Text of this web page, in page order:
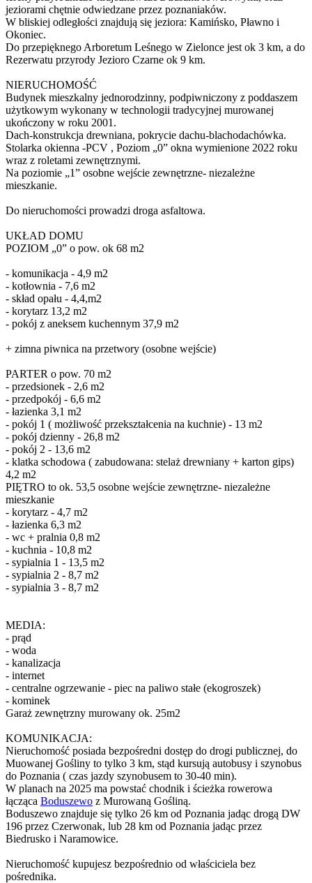
jeziorami chętnie odwiedzane przez poznaniaków.
W bliskiej odległości znajdują się jeziora: Kamińsko, Pławno i
Okoniec.
Do przepięknego Arboretum Leśnego w Zielonce jest ok 3 km, a do
Rezerwatu przyrody Jezioro Czarne ok 9 km.
NIERUCHOMOŚĆ
Budynek mieszkalny jednorodzinny, podpiwniczony z poddaszem
użytkowym wykonany w technologii tradycyjnej murowanej
ukończony w roku 2001.
Dach-konstrukcja drewniana, pokrycie dachu-blachodachówka.
Stolarka okienna -PCV , Poziom „0” okna wymienione 2022 roku
wraz z roletami zewnętrznymi.
Na poziomie „1” osobne wejście zewnętrzne- niezależne
mieszkanie.
Do nieruchomości prowadzi droga asfaltowa.
UKŁAD DOMU
POZIOM „0” o pow. ok 68 m2
- komunikacja - 4,9 m2
- kotłownia - 7,6 m2
- skład opału - 4,4,m2
- korytarz 13,2 m2
- pokój z aneksem kuchennym 37,9 m2
+ zimna piwnica na przetwory (osobne wejście)
PARTER o pow. 70 m2
- przedsionek - 2,6 m2
- przedpokój - 6,6 m2
- łazienka 3,1 m2
- pokój 1 ( możliwość przekształcenia na kuchnie) - 13 m2
- pokój dzienny - 26,8 m2
- pokój 2 - 13,6 m2
- klatka schodowa ( zabudowana: stelaż drewniany + karton gips)
4,2 m2
PIĘTRO to ok. 53,5 osobne wejście zewnętrzne- niezależne
mieszkanie
- korytarz - 4,7 m2
- łazienka 6,3 m2
- wc + pralnia 0,8 m2
- kuchnia - 10,8 m2
- sypialnia 1 - 13,5 m2
- sypialnia 2 - 8,7 m2
- sypialnia 3 - 8,7 m2
MEDIA:
- prąd
- woda
- kanalizacja
- internet
- centralne ogrzewanie - piec na paliwo stałe (ekogroszek)
- kominek
Garaż zewnętrzny murowany ok. 25m2
KOMUNIKACJA:
Nieruchomość posiada bezpośredni dostęp do drogi publicznej, do
Muowanej Gośliny to tylko 3 km, stąd kursują autobusy i szynobus
do Poznania ( czas jazdy szynobusem to 30-40 min).
W planach na 2025 ma powstać chodnik i ścieżka rowerowa
łącząca Boduszewo z Murowaną Gośliną.
Boduszewo znajduje się tylko 26 km od Poznania jadąc drogą DW
196 przez Czerwonak, lub 28 km od Poznania jadąc przez
Biedrusko i Naramowice.
Nieruchomość kupujesz bezpośrednio od właściciela bez
pośrednika.